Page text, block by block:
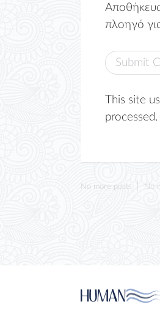
πλοηγό
This site
processed.
No more posts No